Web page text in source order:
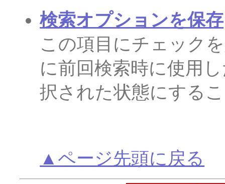
検索オプションを保存
この項目にチェック
に前回検索時に使用
択された状態にする
▲ページ先頭に戻る